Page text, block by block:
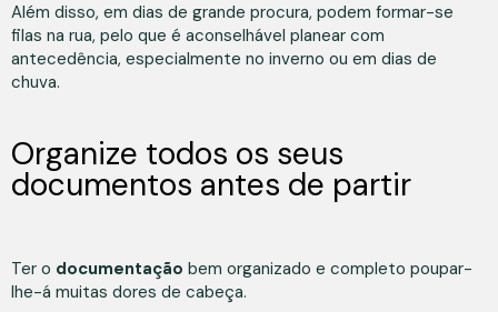
Além disso, em dias de grande procura, podem formar-se
filas na rua, pelo que é aconselhável planear com
antecedência, especialmente no inverno ou em dias de
chuva.
Organize todos os seus
documentos antes de partir
Ter o documentação bem organizado e completo poupar-
lhe-á muitas dores de cabeça.